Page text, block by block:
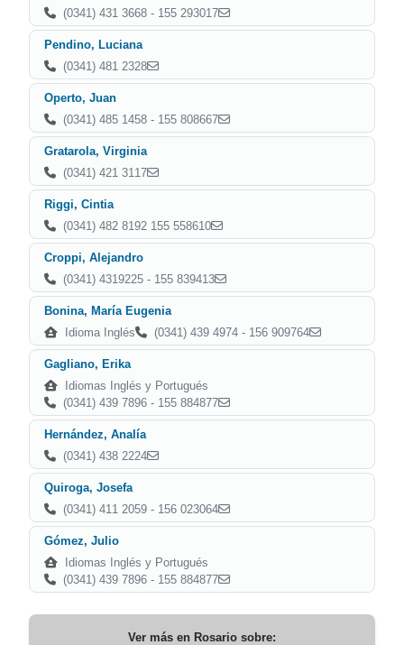
(0341) 431 3668 - 155 293017
Pendino, Luciana
(0341) 481 2328
Operto, Juan
(0341) 485 1458 - 155 808667
Gratarola, Virginia
(0341) 421 3117
Riggi, Cintia
(0341) 482 8192 155 558610
Croppi, Alejandro
(0341) 4319225 - 155 839413
Bonina, María Eugenia
Idioma Inglés
(0341) 439 4974 - 156 909764
Gagliano, Erika
Idiomas Inglés y Portugués
(0341) 439 7896 - 155 884877
Hernández, Analía
(0341) 438 2224
Quiroga, Josefa
(0341) 411 2059 - 156 023064
Gómez, Julio
Idiomas Inglés y Portugués
(0341) 439 7896 - 155 884877
Ver más en Rosario sobre: